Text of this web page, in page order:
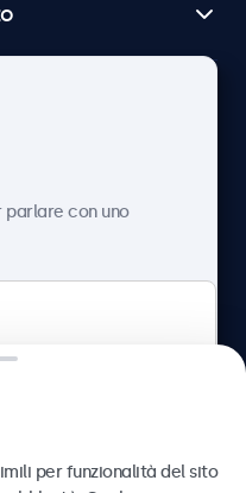
parlare con uno
per funzionalità del sito